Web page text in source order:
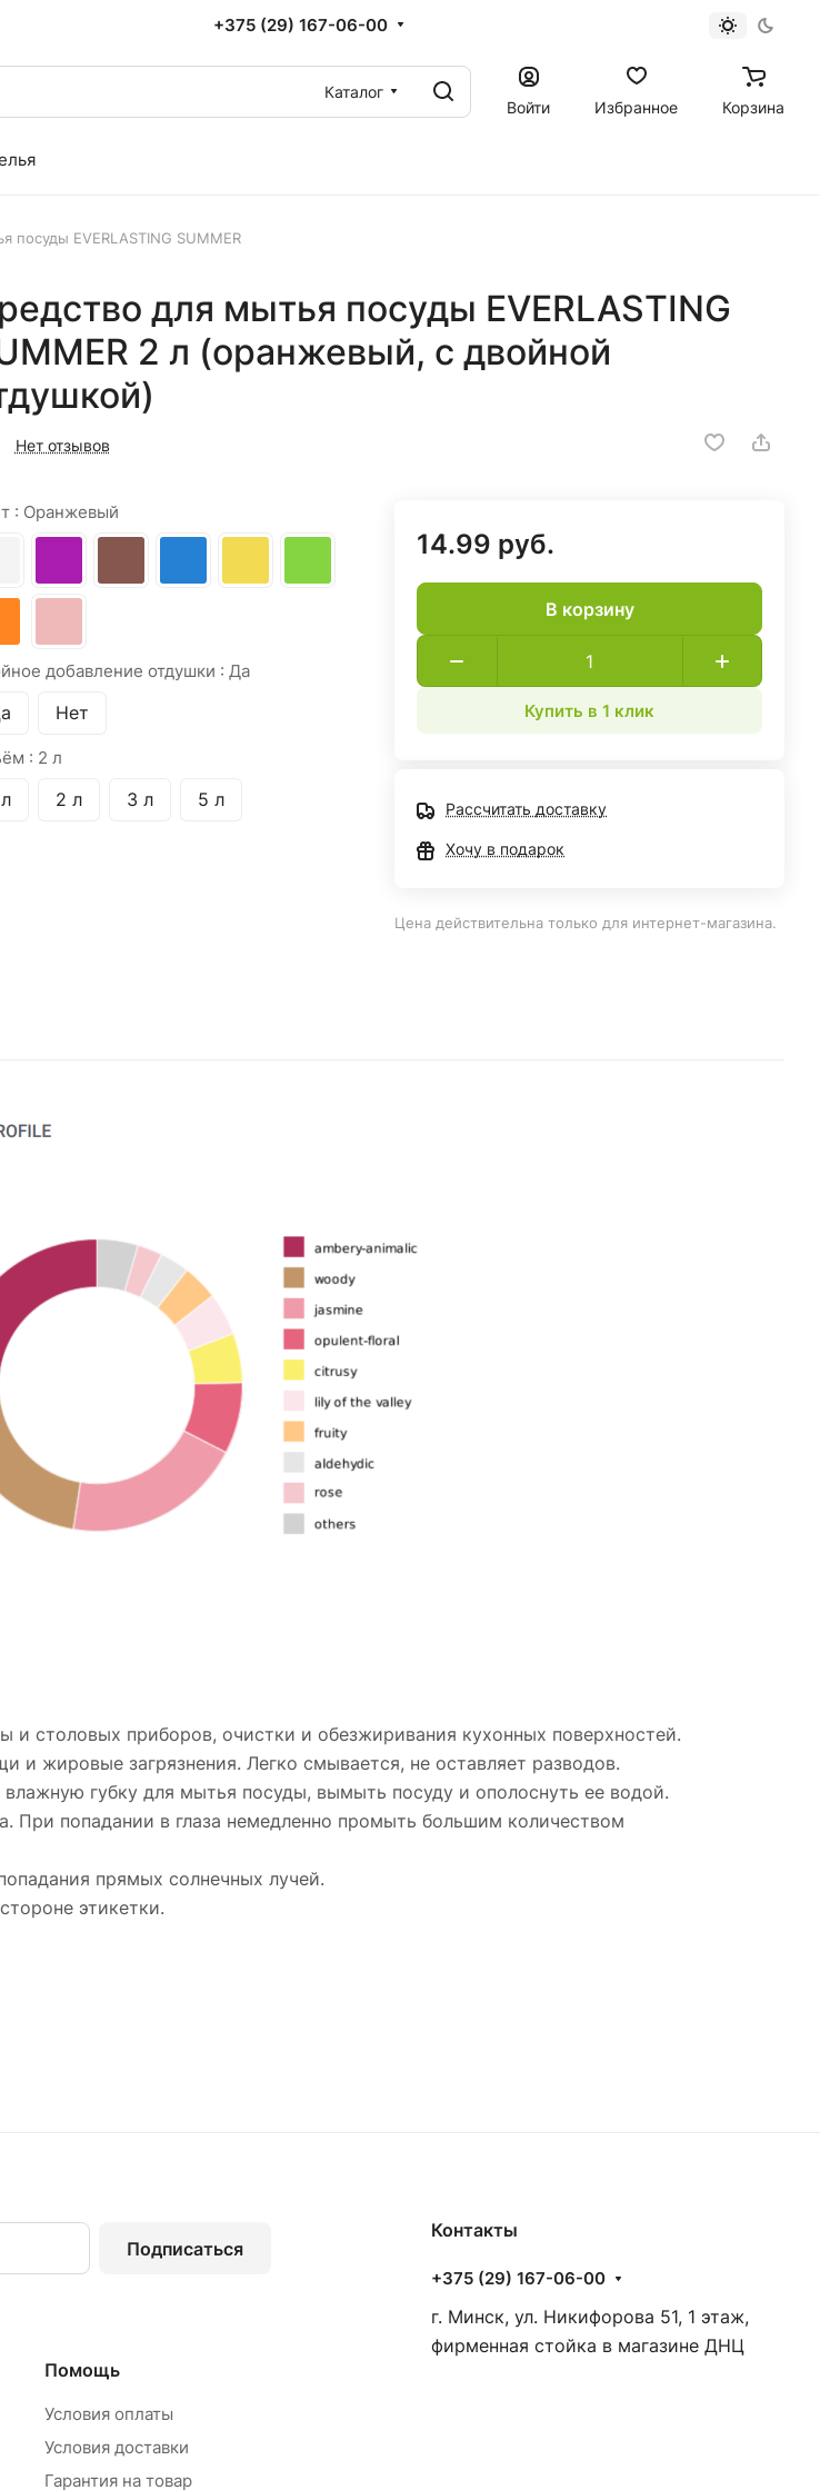
+375 (29) 167-06-00
Каталог
Войти
Избранное Корзина
посуды EVERLASTING SUMMER
для мытья посуды EVERLASTING
2 л (оранжевый, с двойной
Нет отзывов
: Оранжевый
добавление отдушки : Да
Нет
: 2 л
2 л 3 л 5 л
14.99 руб.
В корзину
Купить в 1 клик
Рассчитать доставку
Хочу в подарок
Цена действительна только для интернет-магазина.
столовых приборов, очистки и обезжиривания кухонных поверхностей.
жировые загрязнения. Легко смывается, не оставляет разводов.
влажную губку для мытья посуды, вымыть посуду и ополоснуть ее водой.
При попадании в глаза немедленно промыть большим количеством
прямых солнечных лучей.
этикетки.
Подписаться
Помощь
Условия оплаты
Условия доставки
Гарантия на товар
Контакты
+375 (29) 167-06-00
г. Минск, ул. Никифорова 51, 1 этаж,
фирменная стойка в магазине ДНЦ